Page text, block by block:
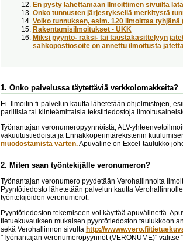
En pysty lähettämään Ilmoittimen sivuilta
Onko tunnusten järjestyksellä merkitystä
Voiko tunnuksen, esim. 120 ilmoittaa tyhjänä
Rakentamisilmoitukset - UKK
Miksi pyyntö- raksi- tai taustakäsittelyyn
sähköpostiosoite on annettu ilmoitusta
1. Onko palvelussa täytettäviä verkkolomakkeita?
Ei. Ilmoitin.fi-palvelun kautta lähetetään ohjelmistojen,
parillisia tai kiinteämittaisia tekstitiedostoja
Työnantajan veronumeropyynnöistä, ALV-
vakuutustiedoista ja Ennakkoperintärekisteriin
muodostamista varten.Apuväline on Excel-taulukko
2. Miten saan työntekijälle veronumeron?
Työnantajan veronumero pyydetään Verohallinnolta
Pyyntötiedosto lähetetään palvelun kautta
työntekijöiden veronumerot.
Pyyntötiedoston tekemiseen voi käyttää apuvälinettä.
tietuekuvauksen mukaisen pyyntötiedoston taulukkoon
sekä Verohallinnon sivulta http://wwww.vero.fi/
"Työnantajan veronumeropyynnöt (VERONUME)" valitse